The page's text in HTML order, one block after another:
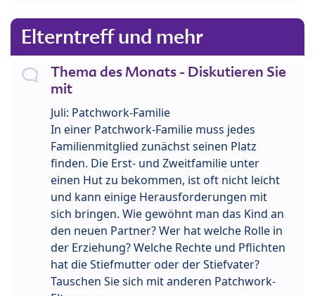
Elterntreff und mehr
Thema des Monats - Diskutieren Sie
mit
Juli: Patchwork-Familie
In einer Patchwork-Familie muss jedes
Familienmitglied zunächst seinen Platz
finden. Die Erst- und Zweitfamilie unter
einen Hut zu bekommen, ist oft nicht leicht
und kann einige Herausforderungen mit
sich bringen. Wie gewöhnt man das Kind an
den neuen Partner? Wer hat welche Rolle in
der Erziehung? Welche Rechte und Pflichten
hat die Stiefmutter oder der Stiefvater?
Tauschen Sie sich mit anderen Patchwork-